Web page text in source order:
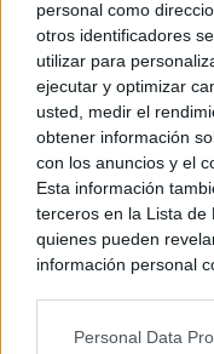
personal como
otros identificadores
utilizar para
ejecutar y optimizar
usted, medir el
obtener información
con los anuncios y el
Esta información
terceros en la Lista de
quienes pueden
información personal
generamos
Personal Data
Cómo
Duskbloods